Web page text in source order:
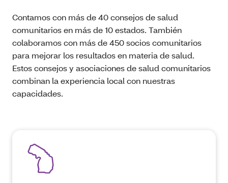
Contamos con más de 40 consejos de salud
comunitarios en más de 10 estados. También
colaboramos con más de 450 socios comunitarios
para mejorar los resultados en materia de salud.
Estos consejos y asociaciones de salud comunitarios
combinan la experiencia local con nuestras
capacidades.